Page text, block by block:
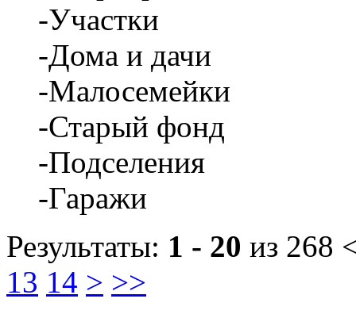
-Участки
-Дома и дачи
-Малосемейки
-Старый фонд
-Подселения
-Гаражи
Результаты: 1 - 20 из 268
13 14 > >>